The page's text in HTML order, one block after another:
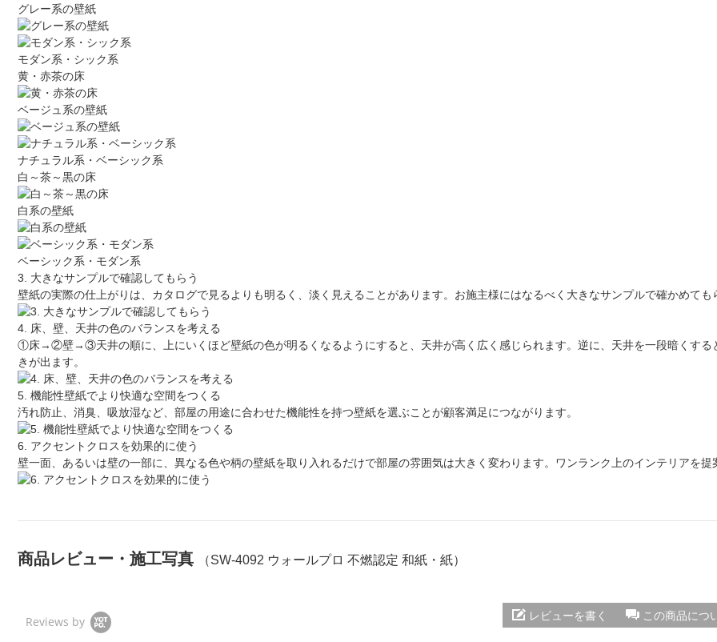
グレー系の壁紙
モダン系・シック系
黄・赤茶の床
ベージュ系の壁紙
ナチュラル系・ベーシック系
白～茶～黒の床
白系の壁紙
ベーシック系・モダン系
3. 大きなサンプルで確認してもらう
壁紙の実際の仕上がりは、カタログで見るよりも明るく、淡く見えることがあります。お施主様にはなるべく大きなサンプルで確かめても
4. 床、壁、天井の色のバランスを考える
①床→②壁→③天井の順に、上にいくほど壁紙の色が明るくなるようにすると、天井が高く広く感じられます。逆に、天井を一段暗くする
きが出ます。
5. 機能性壁紙でより快適な空間をつくる
汚れ防止、消臭、吸放湿など、部屋の用途に合わせた機能性を持つ壁紙を選ぶことが顧客満足につながります。
6. アクセントクロスを効果的に使う
壁一面、あるいは壁の一部に、異なる色や柄の壁紙を取り入れるだけで部屋の雰囲気は大きく変わります。ワンランク上のインテリアを提
商品レビュー・施工写真 （SW-4092 ウォールプロ 不燃認定 和紙・紙）
Reviews by この商品につ
レビューを書く